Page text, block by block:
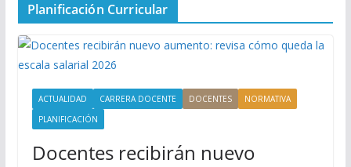
Planificación Curricular
ACTUALIDAD CARRERA DOCENTE DOCENTES
NORMATIVA
PLANIFICACIÓN
Docentes recibirán nuevo